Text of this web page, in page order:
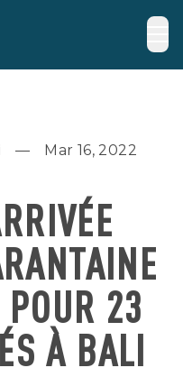
Mar 16, 2022
23
À BALI